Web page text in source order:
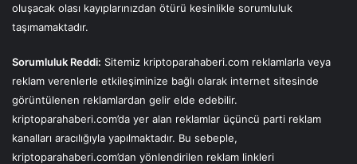
oluşacak olası kayıplarınızdan ötürü kesinlikle sorumluluk
taşımamaktadır.
Sorumluluk Reddi: Sitemiz kriptoparahaberi.com reklamlarla veya
reklam verenlerle etkileşiminize bağlı olarak internet sitesinde
görüntülenen reklamlardan gelir elde edebilir.
kriptoparahaberi.com’da yer alan reklamlar üçüncü parti reklam
kanalları aracılığıyla yapılmaktadır. Bu sebeple,
kriptoparahaberi.com’dan yönlendirilen reklam linkleri